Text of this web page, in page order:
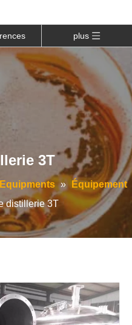
plus
3T
» Équipement
distillerie 3T